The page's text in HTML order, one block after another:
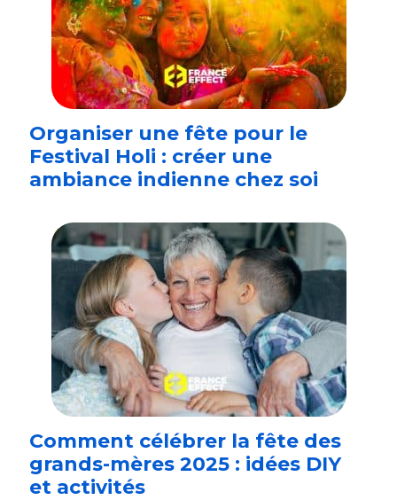
Organiser une fête pour le
Festival Holi : créer une
ambiance indienne chez soi
Comment célébrer la fête des
grands-mères 2025 : idées DIY
et activités